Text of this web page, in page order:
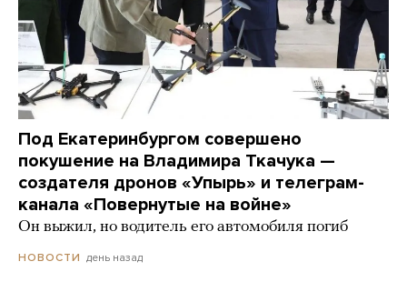
Под Екатеринбургом совершено
покушение на Владимира Ткачука —
создателя дронов «Упырь» и телеграм-
канала «Повернутые на войне»
Он выжил, но водитель его автомобиля погиб
НОВОСТИ день назад